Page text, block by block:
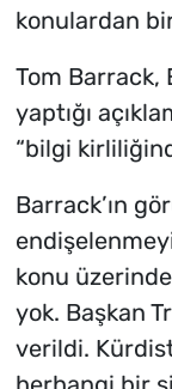
konulardan
Tom Barrack,
yaptığı
“bilgi
Barrack’ın
konu
yok. Başkan
verildi.